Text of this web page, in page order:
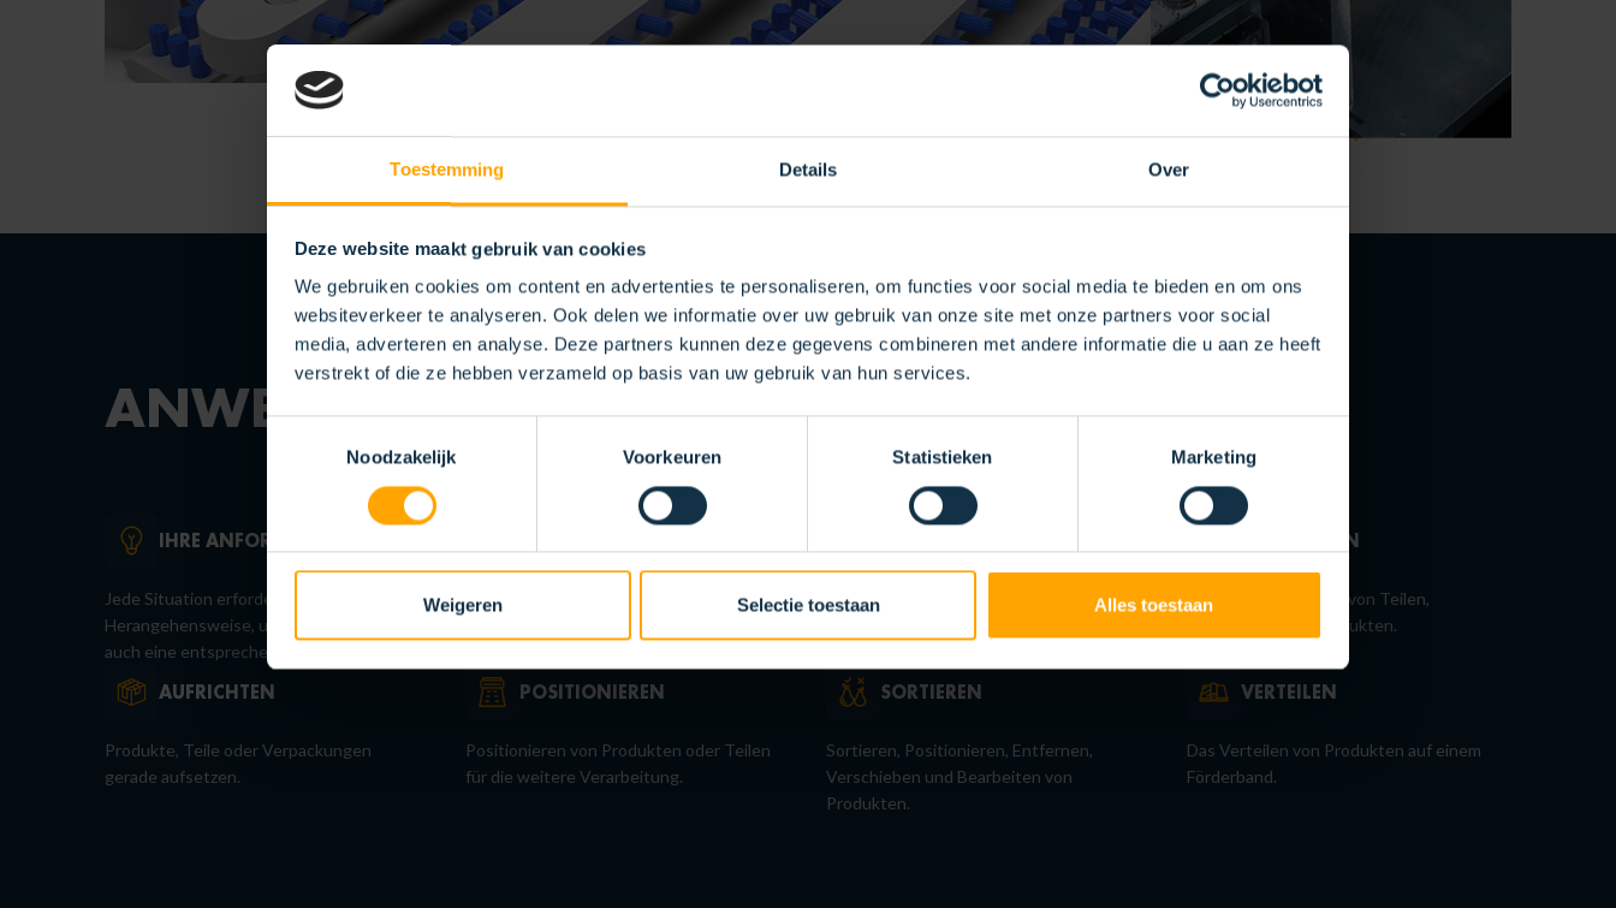
Toestemming Details Over
Deze website maakt gebruik van cookies
We gebruiken cookies om content en advertenties te personaliseren, om functies voor social media te bieden en om ons
websiteverkeer te analyseren. Ook delen we informatie over uw gebruik van onze site met onze partners voor social
media, adverteren en analyse. Deze partners kunnen deze gegevens combineren met andere informatie die u aan ze heeft
verstrekt of die ze hebben verzameld op basis van uw gebruik van hun services.
Toestemmingsselectie
Noodzakelijk
Voorkeuren Statistieken Marketing
Weigeren Selectie toestaan Alles toestaan
ANWENDUNGEN
IHRE ANFORDERUNG
Jede Situation erfordert eine spezifische
Herangehensweise, und dazu gehört
auch eine entsprechende Bürste.
Anbringen von Teilen und Komponenten.
Positionierung und Platzierung von
AUFNEHMEN
Sicheres Aufnehmen von Teilen,
Materialien oder Produkten.
AUFRICHTEN
Produkte, Teile oder Verpackungen
gerade aufsetzen.
POSITIONIEREN
Positionieren von Produkten oder Teilen
für die weitere Verarbeitung.
SORTIEREN
Sortieren, Positionieren, Entfernen,
Verschieben und Bearbeiten von
Produkten.
VERTEILEN
Das Verteilen von Produkten auf einem
Förderband.